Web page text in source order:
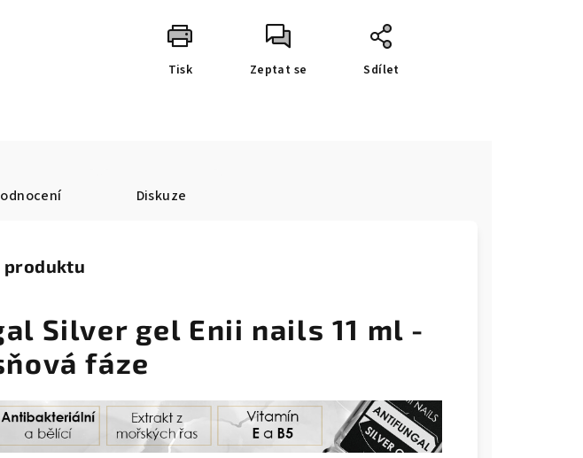
Tisk Zeptat se Sdílet
Diskuze
produktu
Silver gel Enii nails 11 ml -
fáze